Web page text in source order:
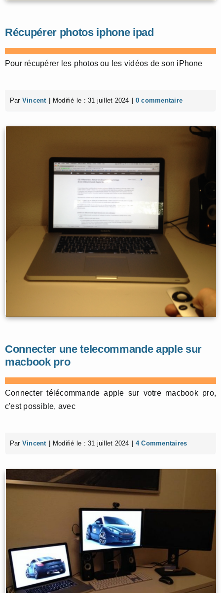
Récupérer photos iphone ipad
Pour récupérer les photos ou les vidéos de son iPhone
Par Vincent Modifié le : 31 juillet 2024 0 commentaire
Connecter une telecommande apple sur
macbook pro
Connecter télécommande apple sur votre macbook pro,
c'est possible, avec
Par Vincent Modifié le : 31 juillet 2024 4 Commentaires